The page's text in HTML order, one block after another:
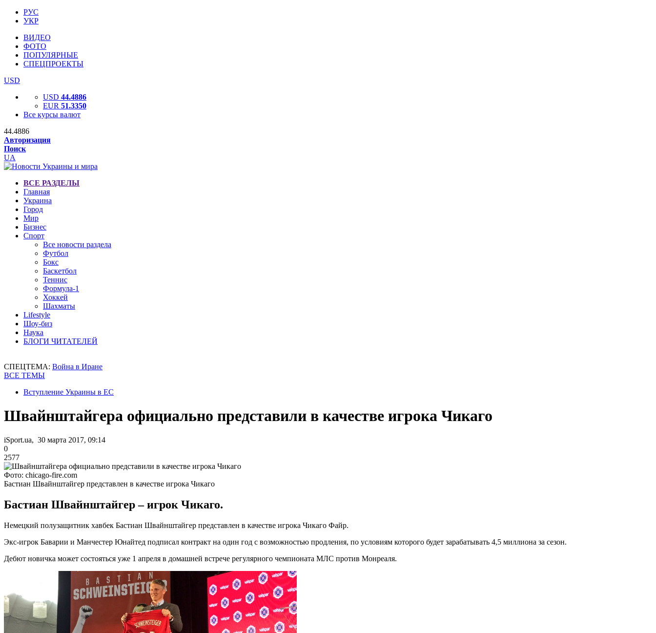
РУС
УКР
ВИДЕО
ФОТО
ПОПУЛЯРНЫЕ
СПЕЦПРОЕКТЫ
USD
USD 44.4886
EUR 51.3350
Все курсы валют
44.4886
Авторизация
Поиск
UA
ВСЕ РАЗДЕЛЫ
Главная
Украина
Город
Мир
Бизнес
Спорт
Все новости раздела
Футбол
Бокс
Баскетбол
Теннис
Формула-1
Хоккей
Шахматы
Lifestyle
Шоу-биз
Наука
БЛОГИ ЧИТАТЕЛЕЙ
СПЕЦТЕМА: Война в Иране
ВСЕ ТЕМЫ
Вступление Украины в ЕС
Швайнштайгера официально представили в качестве игрока Чикаго
iSport.ua, 30 марта 2017, 09:14
0
2577
Фото: chicago-fire.com
Бастиан Швайнштайгер представлен в качестве игрока Чикаго
Бастиан Швайнштайгер – игрок Чикаго.
Немецкий полузащитник хавбек Бастиан Швайнштайгер представлен в качестве игрока Чикаго Файр.
Экс-игрок Баварии и Манчестер Юнайтед подписал контракт на один год с возможностью продления, по условиям которого будет зарабатывать 4,5 миллиона за сезон.
Дебют новичка может состояться уже 1 апреля в домашней встрече регулярного чемпионата МЛС против Монреаля.